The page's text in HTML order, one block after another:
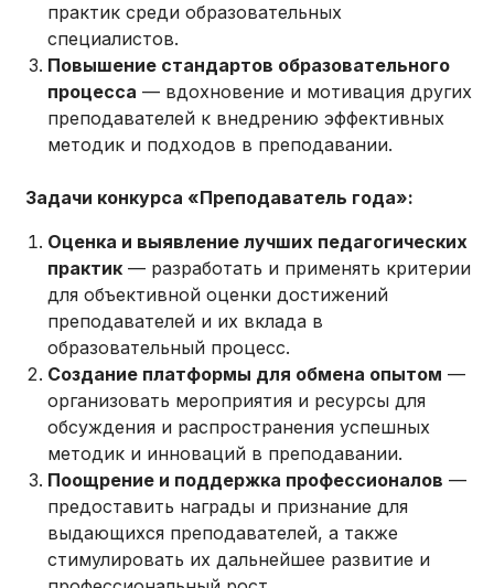
практик среди образовательных
специалистов.
Повышение стандартов образовательного
процесса — вдохновение и мотивация других
преподавателей к внедрению эффективных
методик и подходов в преподавании.
Задачи конкурса «Преподаватель года»:
Оценка и выявление лучших педагогических
практик — разработать и применять критерии
для объективной оценки достижений
преподавателей и их вклада в
образовательный процесс.
Создание платформы для обмена опытом —
организовать мероприятия и ресурсы для
обсуждения и распространения успешных
методик и инноваций в преподавании.
Поощрение и поддержка профессионалов —
предоставить награды и признание для
выдающихся преподавателей, а также
стимулировать их дальнейшее развитие и